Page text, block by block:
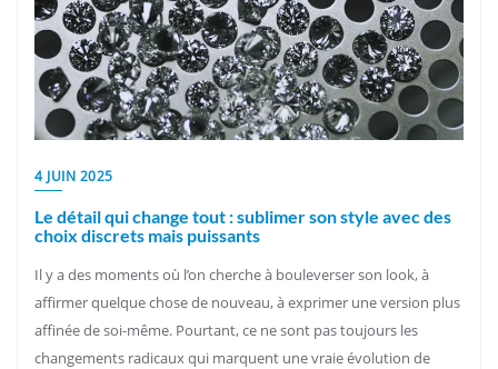
4 JUIN 2025
Le détail qui change tout : sublimer son style avec des
choix discrets mais puissants
Il y a des moments où l’on cherche à bouleverser son look, à
affirmer quelque chose de nouveau, à exprimer une version plus
affinée de soi-même. Pourtant, ce ne sont pas toujours les
changements radicaux qui marquent une vraie évolution de